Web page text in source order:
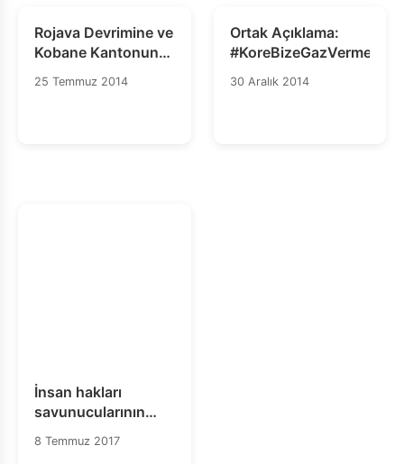
Rojava Devrimine ve
Kobane Kantonuna
Yapılan Saldırıları
25 Temmuz 2014
Ortak Açıklama:
#KoreBizeGazVerme
30 Aralık 2014
İnsan hakları
savunucularının
Büyükada’da
8 Temmuz 2017